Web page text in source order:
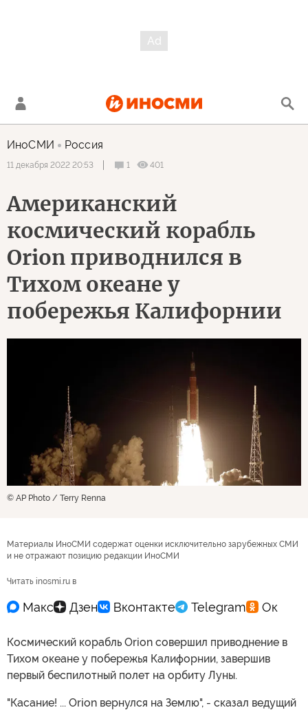
ИноСМИ Россия
11 декабря 2022 20:53 1 401
Американский
космический корабль
Orion приводнился в
Тихом океане у
побережья Калифорнии
© AP Photo / Terry Renna
Материалы ИноСМИ содержат оценки исключительно зарубежных СМИ
и не отражают позицию редакции ИноСМИ
Читать inosmi.ru в
Космический корабль Orion совершил приводнение в
Тихом океане у побережья Калифорнии, завершив
первый беспилотный полет на орбиту Луны.
"Касание! ... Orion вернулся на Землю", - сказал ведущий